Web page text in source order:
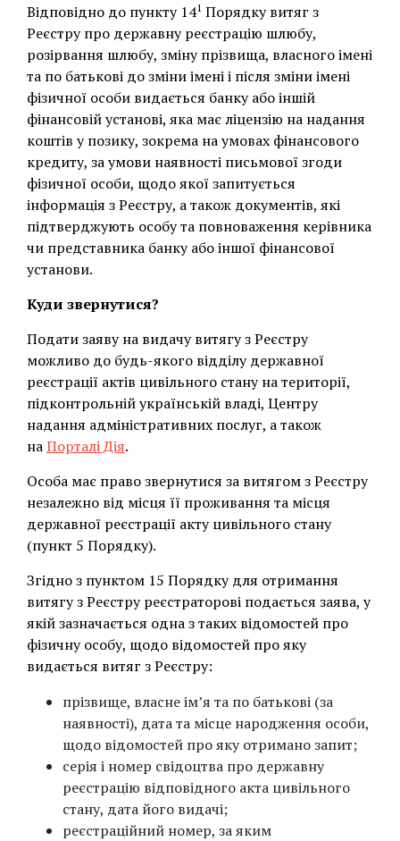
Відповідно до пункту 141 Порядку витяг з
Реєстру про державну реєстрацію шлюбу,
розірвання шлюбу, зміну прізвища, власного імені
та по батькові до зміни імені і після зміни імені
фізичної особи видається банку або іншій
фінансовій установі, яка має ліцензію на надання
коштів у позику, зокрема на умовах фінансового
кредиту, за умови наявності письмової згоди
фізичної особи, щодо якої запитується
інформація з Реєстру, а також документів, які
підтверджують особу та повноваження керівника
чи представника банку або іншої фінансової
установи.
Куди звернутися?
Подати заяву на видачу витягу з Реєстру
можливо до будь-якого відділу державної
реєстрації актів цивільного стану на території,
підконтрольній українській владі, Центру
надання адміністративних послуг, а також
наПорталі Дія.
Особа має право звернутися за витягом з Реєстру
незалежно від місця її проживання та місця
державної реєстрації акту цивільного стану
(пункт 5 Порядку).
Згідно з пунктом 15 Порядку для отримання
витягу з Реєстру реєстраторові подається заява, у
якій зазначається одна з таких відомостей про
фізичну особу, щодо відомостей про яку
видається витяг з Реєстру:
прізвище, власне ім’я та по батькові (за
наявності), дата та місце народження особи,
щодо відомостей про яку отримано запит;
серія і номер свідоцтва про державну
реєстрацію відповідного акта цивільного
стану, дата його видачі;
реєстраційний номер, за яким